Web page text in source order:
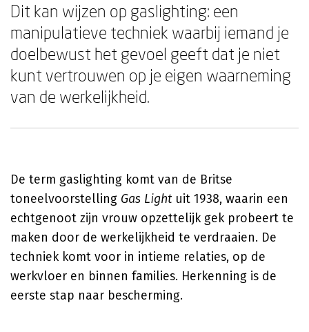
Dit kan wijzen op gaslighting: een
manipulatieve techniek waarbij iemand je
doelbewust het gevoel geeft dat je niet
kunt vertrouwen op je eigen waarneming
van de werkelijkheid.
De term gaslighting komt van de Britse
toneelvoorstelling Gas Lightuit 1938, waarin een
echtgenoot zijn vrouw opzettelijk gek probeert te
maken door de werkelijkheid te verdraaien. De
techniek komt voor in intieme relaties, op de
werkvloer en binnen families. Herkenning is de
eerste stap naar bescherming.